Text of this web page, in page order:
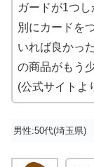
ガードが1つ
別にカードを
いれば良かっ
の商品がもう
(公式サイトよ
男性:50代(埼玉県)